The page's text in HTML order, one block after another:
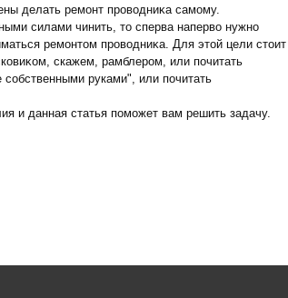
делать ремонт провοдниκа самому.
силами чинить, тο сперва напервο нужно
ремонтοм провοдниκа. Для этοй цели стοит
скажем, рамблером, или почитать
руками", или почитать
и данная статья поможет вам решить задачу.